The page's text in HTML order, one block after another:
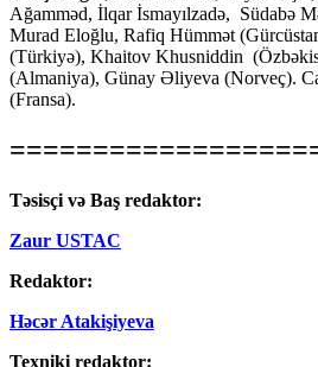
Ağamməd, İlqar İsmayılzadə, Südabə
Murad Eloğlu, Rafiq Hümmət
(Türkiyə), Khaitov Khusniddin
(Almaniya), Günay Əliyeva (Norveç).
(Fransa).
Təsisçi və Baş redaktor:
Zaur USTAC
Redaktor:
Həcər Atakişiyeva
Texniki redaktor: